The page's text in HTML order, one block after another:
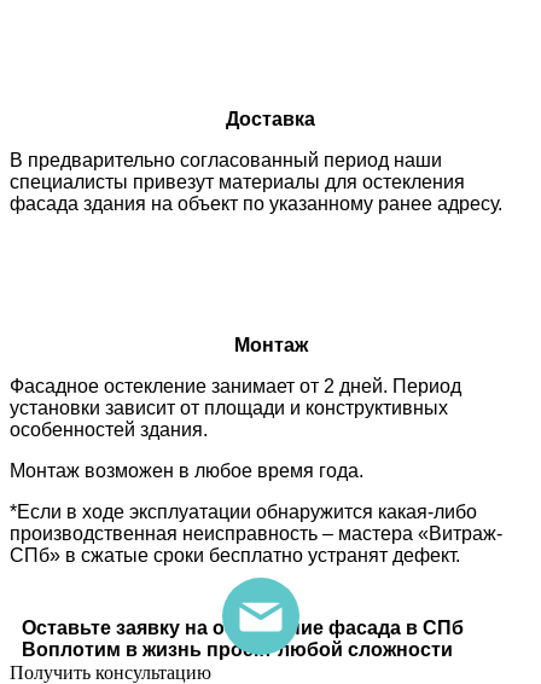
Доставка
В предварительно согласованный период наши
специалисты привезут материалы для остекления
фасада здания на объект по указанному ранее адресу.
Монтаж
Фасадное остекление занимает от 2 дней. Период
установки зависит от площади и конструктивных
особенностей здания.
Монтаж возможен в любое время года.
*Если в ходе эксплуатации обнаружится какая-либо
производственная неисправность – мастера «Витраж-
СПб» в сжатые сроки бесплатно устранят дефект.
Оставьте заявку на остекление фасада в СПб
Воплотим в жизнь проект любой сложности
Получить консультацию